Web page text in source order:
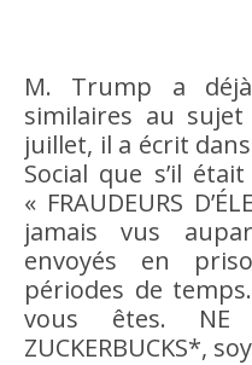
M. Trump a
similaires au
juillet, il a écrit
Social que s’il
« FRAUDEURS
jamais vus
envoyés en
périodes de
vous êtes. NE
ZUCKERBUCKS*,